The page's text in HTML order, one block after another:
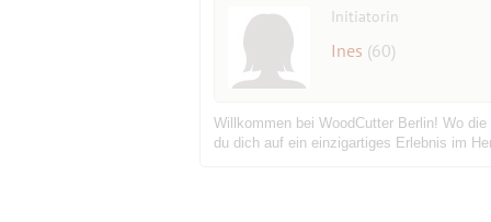
Initiatorin
Ines (60)
Willkommen bei WoodCutter Berlin! Wo
du dich auf ein einzigartiges Erlebnis im